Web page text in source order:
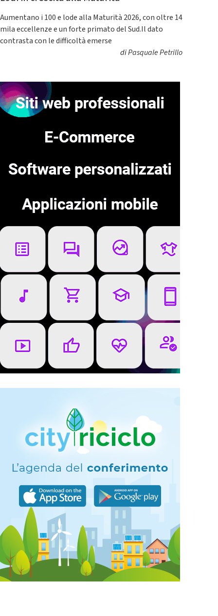
Aumentano i 100 e lode alla Maturità 2026, con oltre 14
mila eccellenze e un forte primato del Sud.Il dato
contrasta con le difficoltà emerse
diPasquale Petrillo